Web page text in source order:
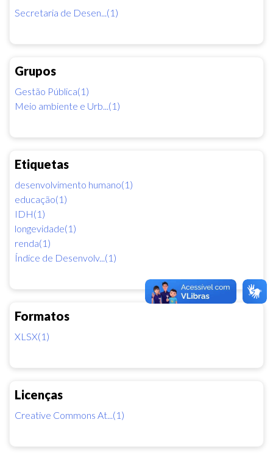
Secretaria de Desen...(1)
Grupos
Gestão Pública(1)
Meio ambiente e Urb...(1)
Etiquetas
desenvolvimento humano(1)
educação(1)
IDH(1)
longevidade(1)
renda(1)
Índice de Desenvolv...(1)
Formatos
XLSX(1)
Licenças
Creative Commons At...(1)